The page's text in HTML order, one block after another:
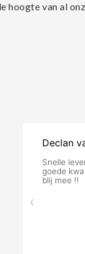
hoogte van al